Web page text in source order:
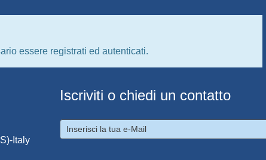
essere registrati ed autenticati.
Italy
Iscriviti o chiedi un contatto